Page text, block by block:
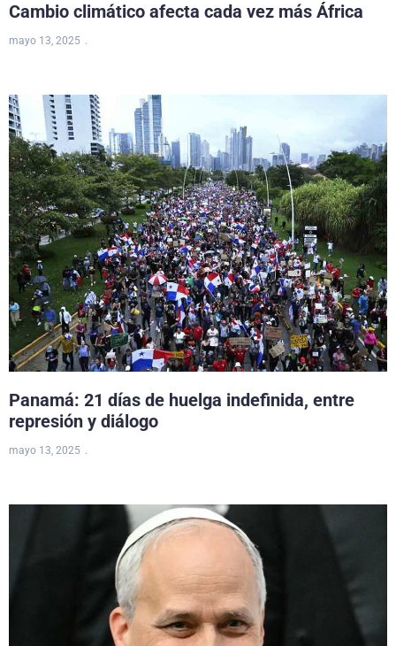
Cambio climático afecta cada vez más África
mayo 13, 2025
Panamá: 21 días de huelga indefinida, entre
represión y diálogo
mayo 13, 2025